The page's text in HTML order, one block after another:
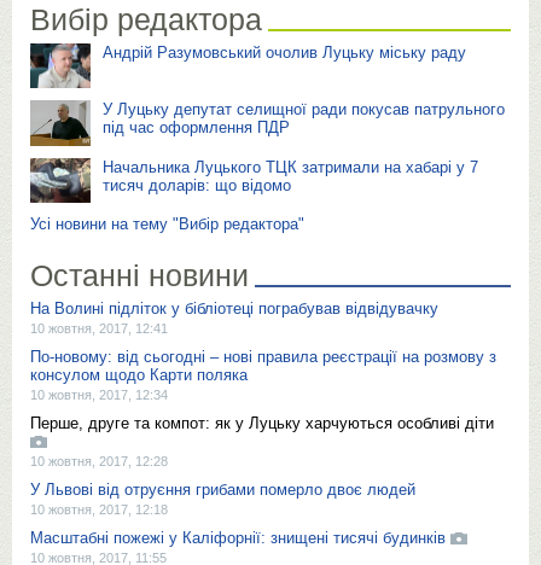
Вибір редактора
Андрій Разумовський очолив Луцьку міську раду
У Луцьку депутат селищної ради покусав патрульного
під час оформлення ПДР
Начальника Луцького ТЦК затримали на хабарі у 7
тисяч доларів: що відомо
Усі новини на тему "Вибір редактора"
Останні новини
На Волині підліток у бібліотеці пограбував відвідувачку
10 жовтня, 2017, 12:41
По-новому: від сьогодні – нові правила реєстрації на розмову з
консулом щодо Карти поляка
10 жовтня, 2017, 12:34
Перше, друге та компот: як у Луцьку харчуються особливі діти
10 жовтня, 2017, 12:28
У Львові від отруєння грибами померло двоє людей
10 жовтня, 2017, 12:18
Масштабні пожежі у Каліфорнії: знищені тисячі будинків
10 жовтня, 2017, 11:55